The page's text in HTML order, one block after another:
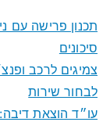
תכנון פרישה עם
סיכונים
צמיגים לרכב
לבחור שירות
עו״ד הוצאת